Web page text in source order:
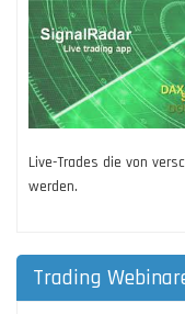
Live-Trades die von
werden.
Trading